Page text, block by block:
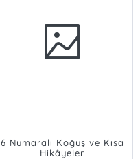
6 Numaralı Koğuş ve Kısa
Hikâyeler